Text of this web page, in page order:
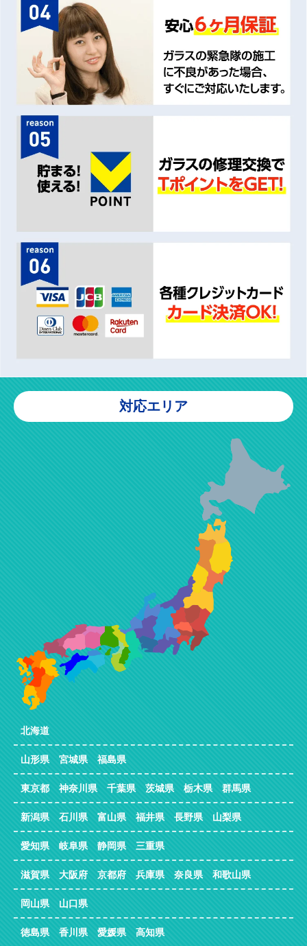
対応エリア
北海道
山形県 宮城県 福島県
東京都 神奈川県 千葉県 茨城県 栃木県 群馬県
新潟県 石川県 富山県 福井県 長野県 山梨県
愛知県 岐阜県 静岡県 三重県
滋賀県 大阪府 京都府 兵庫県 奈良県 和歌山県
岡山県 山口県
徳島県 香川県 愛媛県 高知県